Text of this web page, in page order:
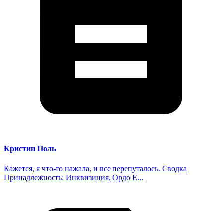
Кристин Поль
Кажется, я что-то нажала, и все перепуталось. Сводка
Принадлежность: Инквизиция, Ордо Е...